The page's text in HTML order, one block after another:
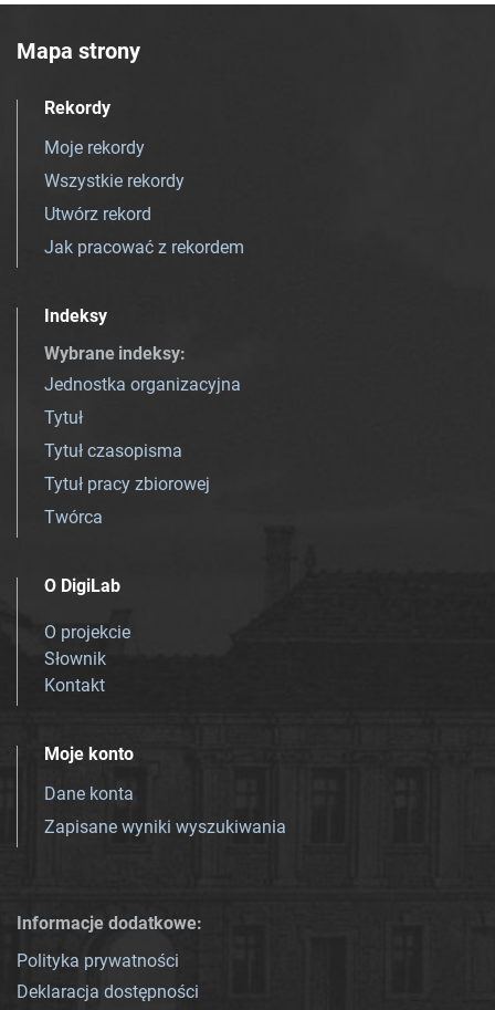
Mapa strony
Rekordy
Moje rekordy
Wszystkie rekordy
Utwórz rekord
Jak pracować z rekordem
Indeksy
Wybrane indeksy:
Jednostka organizacyjna
Tytuł
Tytuł czasopisma
Tytuł pracy zbiorowej
Twórca
O DigiLab
O projekcie
Słownik
Kontakt
Moje konto
Dane konta
Zapisane wyniki wyszukiwania
Informacje dodatkowe:
Polityka prywatności
Deklaracja dostępności